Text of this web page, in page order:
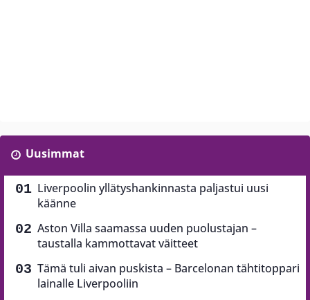
Uusimmat
Liverpoolin yllätyshankinnasta paljastui uusi
käänne
Aston Villa saamassa uuden puolustajan –
taustalla kammottavat väitteet
Tämä tuli aivan puskista – Barcelonan tähtitoppari
lainalle Liverpooliin